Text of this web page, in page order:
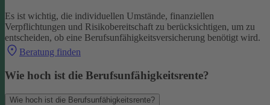
Es ist wichtig, die individuellen Umstände, finanziellen
Verpflichtungen und Risikobereitschaft zu berücksichtigen, um zu
entscheiden, ob eine Berufsunfähigkeitsversicherung benötigt wird.
Beratung finden
Wie hoch ist die Berufsunfähigkeitsrente?
Wie hoch ist die Berufsunfähigkeitsrente?